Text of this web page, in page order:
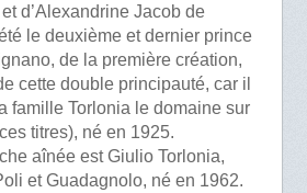
d’Alexandrine Jacob de
le deuxième et dernier prince
de la première création,
cette double principauté, car il
famille Torlonia le domaine sur
titres), né en 1925.
aînée est Giulio Torlonia,
et Guadagnolo, né en 1962.